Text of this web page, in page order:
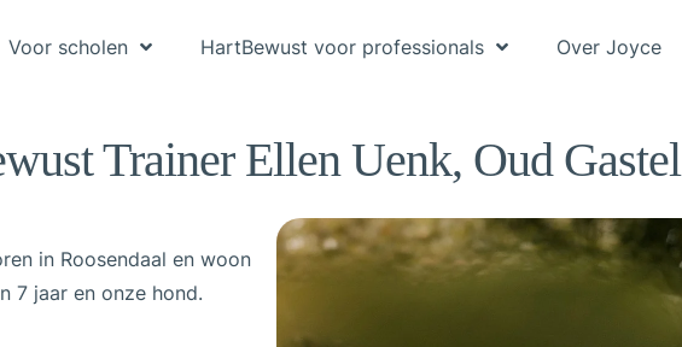
Voor scholen HartBewust voor professionals Over Joyce
Trainer Ellen Uenk, Oud Gastel
in Roosendaal en woon
7 jaar en onze hond.